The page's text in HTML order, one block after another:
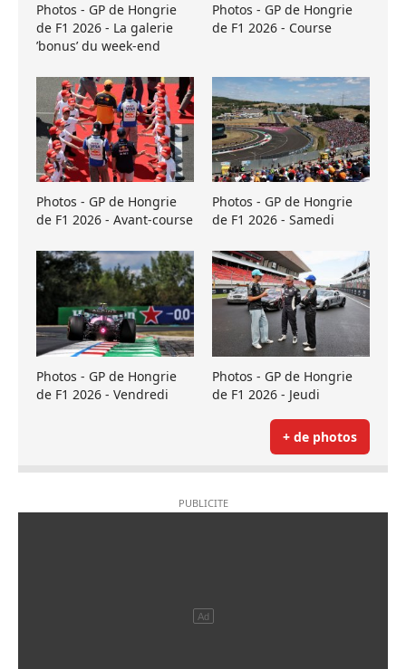
Photos - GP de Hongrie
de F1 2026 - La galerie
’bonus’ du week-end
Photos - GP de Hongrie
de F1 2026 - Course
Photos - GP de Hongrie
de F1 2026 - Avant-course
Photos - GP de Hongrie
de F1 2026 - Samedi
Photos - GP de Hongrie
de F1 2026 - Vendredi
Photos - GP de Hongrie
de F1 2026 - Jeudi
+ de photos